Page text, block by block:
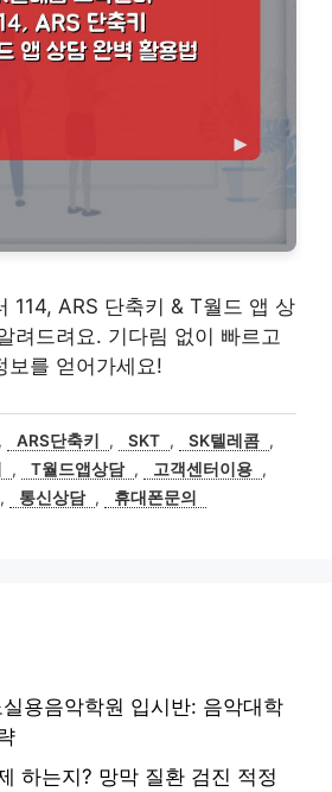
114, ARS 단축키 & T월드 앱 상
려드려요. 기다림 없이 빠르고
보를 얻어가세요!
, ARS단축키 , SKT , SK텔레콤 ,
, T월드앱상담 , 고객센터이용 ,
, 통신상담 , 휴대폰문의
용음악학원 입시반: 음악대학
하는지? 망막 질환 검진 적정